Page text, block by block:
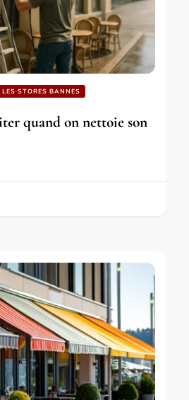
STORES BANNES
quand on nettoie son